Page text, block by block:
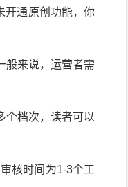
开通原创功能，你
般来说，运营者需
个档次，读者可以
核时间为1-3个工